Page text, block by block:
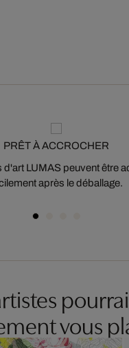
PRÊT À ACCROCHER
LUMAS peuvent être
après le déballage.
vous